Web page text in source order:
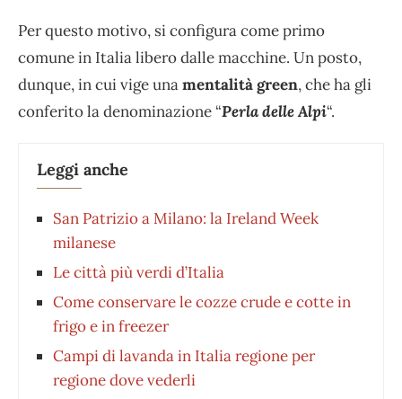
Per questo motivo, si configura come primo
comune in Italia libero dalle macchine. Un posto,
dunque, in cui vige unamentalità green, che ha gli
conferito la denominazione “Perla delle Alpi“.
Leggi anche
San Patrizio a Milano: la Ireland Week
milanese
Le città più verdi d’Italia
Come conservare le cozze crude e cotte in
frigo e in freezer
Campi di lavanda in Italia regione per
regione dove vederli